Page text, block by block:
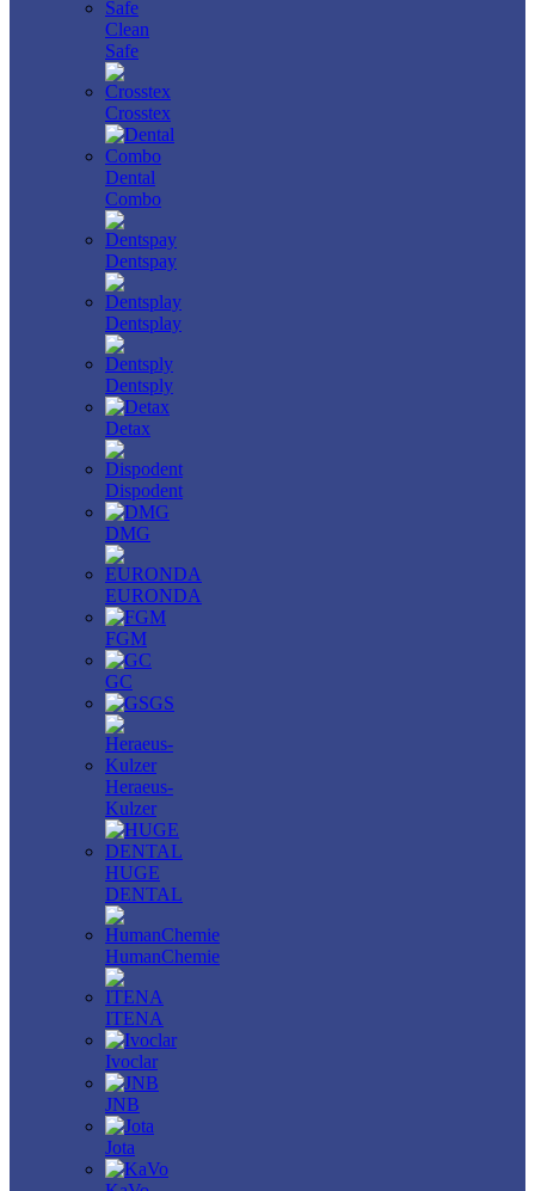
Clean
Safe
Crosstex
Dental
Combo
Dentspay
Dentsplay
Dentsply
Detax
Dispodent
DMG
EURONDA
FGM
GC
GS
Heraeus-
Kulzer
HUGE
DENTAL
HumanChemie
ITENA
Ivoclar
JNB
Jota